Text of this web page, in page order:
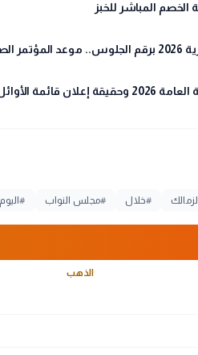
المباشر للخبز
قائمة الأوائل
#خلال #مجلس النواب #اليوم
الذهب